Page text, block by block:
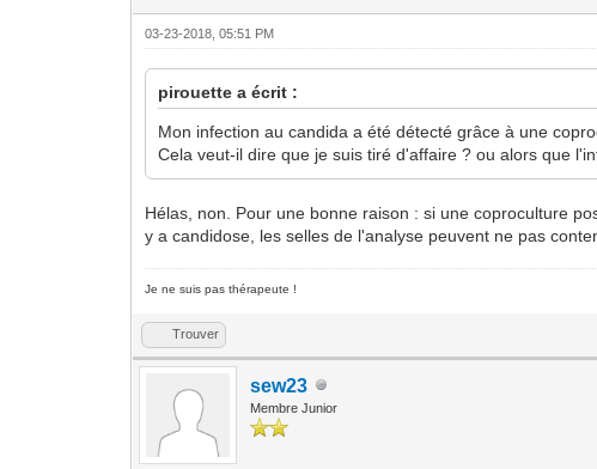
03-23-2018, 05:51 PM
pirouette a écrit :
Mon infection au candida a été détecté grâce à une
Cela veut-il dire que je suis tiré d'affaire ? ou alors que
Hélas, non. Pour une bonne raison : si une coproculture
y a candidose, les selles de l'analyse peuvent ne pas
Je ne suis pas thérapeute !
Trouver
sew23
Membre Junior